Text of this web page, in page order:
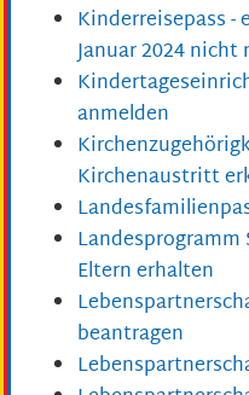
Kinderreisepass -
Januar 2024
anmelden
Kirchenaustritt
Landesprogramm
Eltern erhalten
beantragen